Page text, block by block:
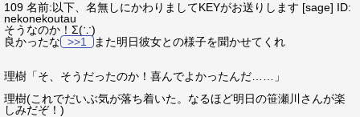
109 名前:以下、名無しにかわりましてKEYがお送りします [sage] ID:
nekonekoutau
そうなのか！Σ(∵)
良かったな
>>1 また明日彼女との様子を聞かせてくれ
理樹「そ、そうだったのか！喜んでよかったんだ……」
理樹(これでだいぶ気が落ち着いた。なるほど明日の笹瀬川さんが楽
しみだぞ！)